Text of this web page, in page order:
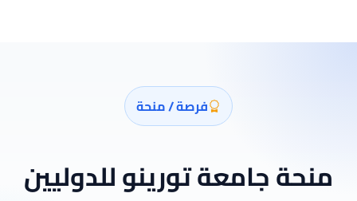
فرصة / منحة
منحة جامعة تورينو للدوليين